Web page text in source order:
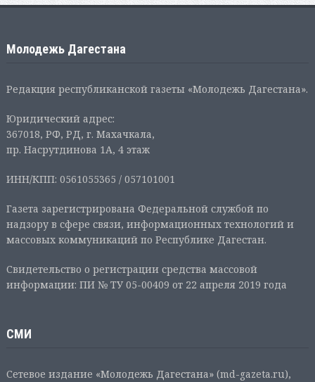
Молодежь Дагестана
Редакция республиканской газеты «Молодежь Дагестана».
Юридический адрес:
367018, РФ, РД, г. Махачкала,
пр. Насрутдинова 1А, 4 этаж
ИНН/КПП: 0561055365 / 057101001
Газета зарегистрирована Федеральной службой по
надзору в сфере связи, информационных технологий и
массовых коммуникаций по Республике Дагестан.
Свидетельство о регистрации средства массовой
информации: ПИ № ТУ 05-00409 от 22 апреля 2019 года
СМИ
Сетевое издание «Молодежь Дагестана» (md-gazeta.ru),